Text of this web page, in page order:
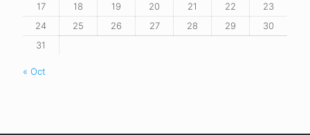
17
18 19 20 21 22
23
24
25 26 27 28 29
30
31
« Oct